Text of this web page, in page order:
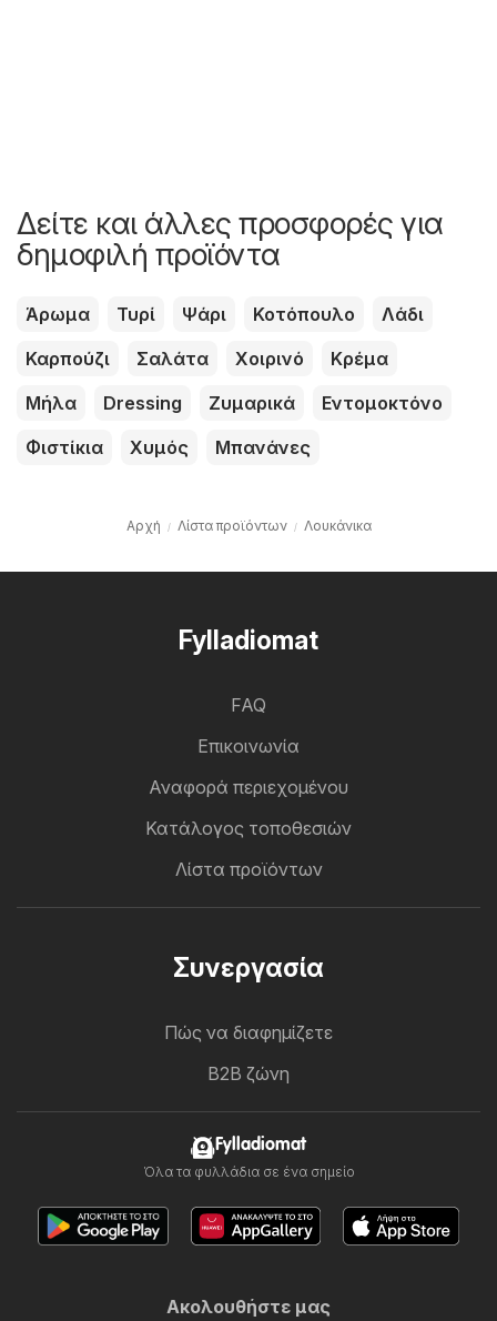
Δείτε και άλλες προσφορές για
δημοφιλή προϊόντα
Άρωμα Τυρί Ψάρι Κοτόπουλο
Λάδι
Καρπούζι
Σαλάτα Χοιρινό
Κρέμα
Μήλα
Dressing Ζυμαρικά
Εντομοκτόνο
Φιστίκια
Χυμός Μπανάνες
Αρχή Λίστα προϊόντων Λουκάνικα
Fylladiomat
FAQ
Επικοινωνία
Αναφορά περιεχομένου
Κατάλογος τοποθεσιών
Λίστα προϊόντων
Συνεργασία
Πώς να διαφημίζετε
B2B ζώνη
Fylladiomat
Όλα τα φυλλάδια σε ένα σημείο
Ακολουθήστε μας